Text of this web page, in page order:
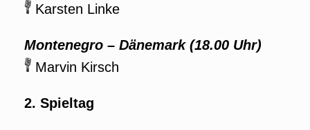
Karsten Linke
Montenegro – Dänemark (18.00 Uhr)
Marvin Kirsch
2. Spieltag